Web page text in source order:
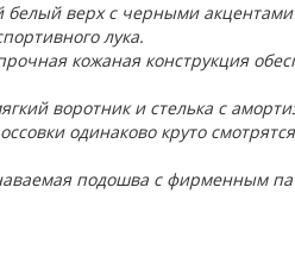
белый верх с черными
лука.
кожаная конструкция
воротник и стелька с
одинаково круто
подошва с фирменным